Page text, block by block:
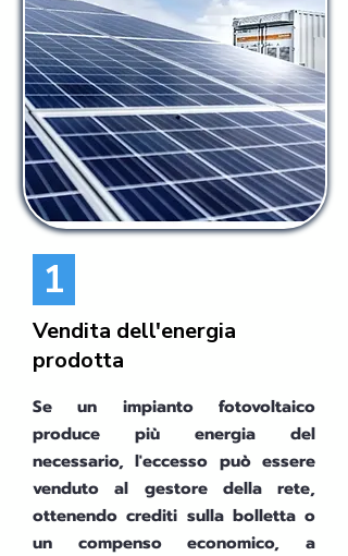
1
Vendita dell'energia
prodotta
Se un impianto fotovoltaico
produce più energia del
necessario, l'eccesso può essere
venduto al gestore della rete,
ottenendo crediti sulla bolletta o
un compenso economico, a